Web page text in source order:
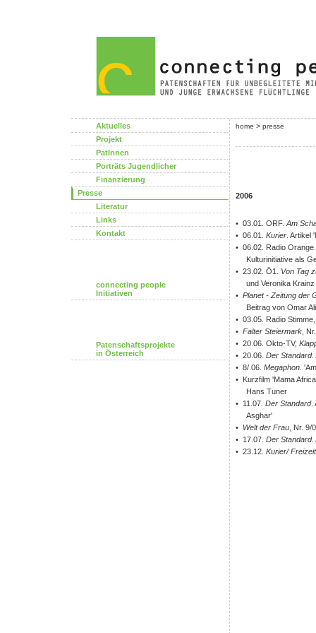
Aktuelles
Projekt
PatInnen
Porträts Jugendlicher
Finanzierung
Presse
Literatur
Links
Kontakt
connecting people
Initiativen
Patenschaftsprojekte
in Österreich
home > presse
2006
• 03.01. ORF. Am
• 06.01. Kurier .
• 06.02. Radio
Kulturinitiative als
• 23.02. Ö1. Von Tag
und Veronika Krainz
• Planet - Zeitung der
Beitrag von Omar
• 03.05. Radio
• Falter Steiermark ,
• 20.06. Okto-TV,
• 20.06. Der Standard.
• 8/.06. Megaphon .
• Kurzfilm 'Mama
Hans Tuner
• 11.07. Der Standard.
Asghar'
• Welt der Frau , Nr.
• 17.07. Der Standard.
• 23.12. Kurier/